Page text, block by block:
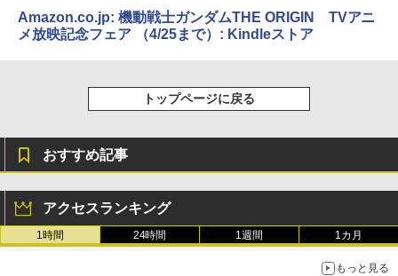
Amazon.co.jp: 機動戦士ガンダムTHE ORIGIN TVアニ
メ放映記念フェア （4/25まで）: Kindleストア
トップページに戻る
おすすめ記事
アクセスランキング
1時間 24時間 1週間 1カ月
もっと見る